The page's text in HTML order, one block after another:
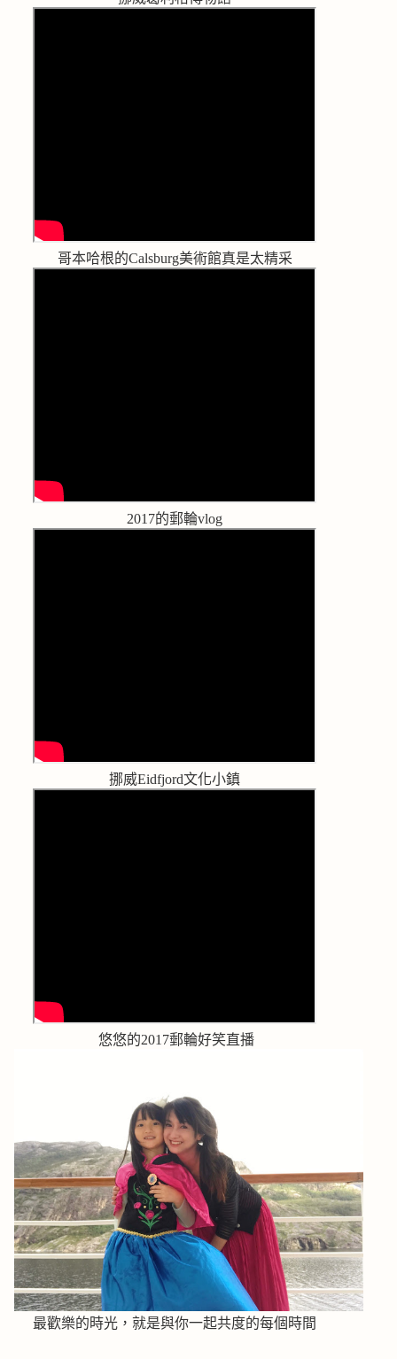
哥本哈根的Calsburg美術館真是太精采
2017的郵輪vlog
挪威Eidfjord文化小鎮
悠悠的2017郵輪好笑直播
最歡樂的時光，就是與你一起共度的每個時間